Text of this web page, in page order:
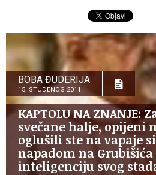
BOBA ĐUDERIJA
15. STUDENOG 2011.
KAPTOLU NA ZNANJE:
svečane halje, opijeni
oglušili ste na vapaje
napadom na
inteligenciju svog